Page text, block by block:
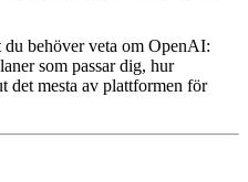
behöver veta om OpenAI:
som passar dig, hur
det mesta av plattformen för